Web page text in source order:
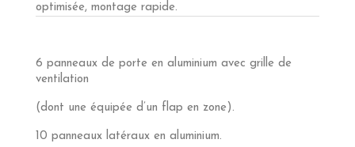
optimisée, montage rapide.
6 panneaux de porte en aluminium avec grille de
ventilation
(dont une équipée d’un flap en zone).
10 panneaux latéraux en aluminium.